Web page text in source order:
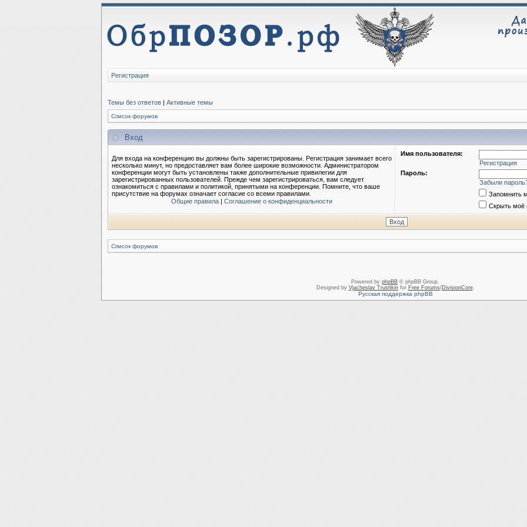
Регистрация
Темы без ответов | Активные темы
Список форумов
Вход
Для входа на конференцию вы должны быть зарегистрированы. Регистрация занимает всего
несколько минут, но предоставляет вам более широкие возможности. Администратором
конференции могут быть установлены также дополнительные привилегии для
зарегистрированных пользователей. Прежде чем зарегистрироваться, вам следует
ознакомиться с правилами и политикой, принятыми на конференции. Помните, что ваше
присутствие на форумах означает согласие со всеми правилами.
Общие правила | Соглашение о конфиденциальности
Имя пользователя:
Регистрация
Пароль:
Забыли
Запомнить
Скрыть моё
Список форумов
Powered by phpBB © phpBB Group.
Designed by Vjacheslav Trushkinfor Free Forums/DivisionCore.
Русская поддержка phpBB